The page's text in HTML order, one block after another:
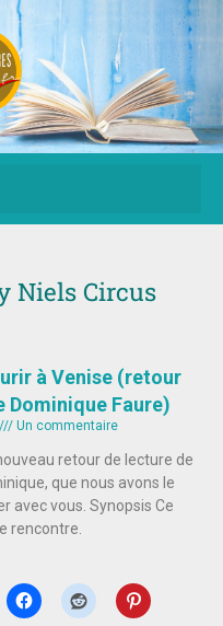
Niels Circus
à Venise (retour
Dominique Faure)
Un commentaire
retour de lecture de
que nous avons le
avec vous. Synopsis Ce
rencontre.